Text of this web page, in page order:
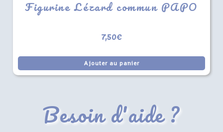
Figurine Lézard commun PAPO
7,50€
Ajouter au panier
Besoin d'aide ?